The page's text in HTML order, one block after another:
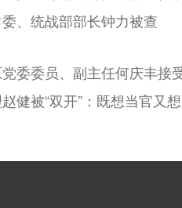
、统战部部长钟力被查
委委员、副主任何庆丰接
健被“双开”：既想当官又